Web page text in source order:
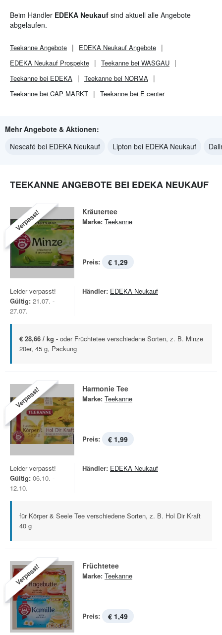
Beim Händler EDEKA Neukauf sind aktuell alle Angebote
abgelaufen.
Teekanne Angebote EDEKA Neukauf Angebote
EDEKA Neukauf Prospekte
Teekanne bei WASGAU
Teekanne bei EDEKA
Teekanne bei NORMA
Teekanne bei CAP MARKT
Teekanne bei E center
Mehr Angebote & Aktionen:
Nescafé bei EDEKA Neukauf
Lipton bei EDEKA Neukauf
TEEKANNE ANGEBOTE BEI EDEKA NEUKAUF
Verpasst! Kräutertee
Marke: Teekanne
Preis: € 1,29
Leider verpasst!
Gültig: 21.07. -
27.07.
Händler: EDEKA Neukauf
€ 28,66 / kg - oder Früchtetee verschiedene Sorten, z. B. Minze
20er, 45 g, Packung
Verpasst! Harmonie Tee
Marke: Teekanne
Preis: € 1,99
Leider verpasst!
Gültig: 06.10. -
12.10.
Händler: EDEKA Neukauf
für Körper & Seele Tee verschiedene Sorten, z. B. Hol Dir Kraft
40 g
Verpasst! Früchtetee
Marke: Teekanne
Preis: € 1,49